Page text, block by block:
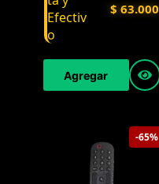
$ 63.000
Agregar
-65%